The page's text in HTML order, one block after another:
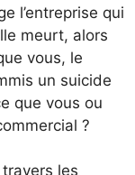
l’entreprise qui
meurt, alors
vous, le
un suicide
que vous ou
?
les